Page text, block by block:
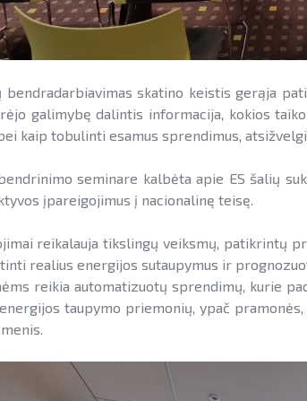
skatino keistis gerąja
galimybę dalintis informacija, kokios
kaip tobulinti esamus sprendimus,
seminare kalbėta apie ES šalių
įpareigojimus į nacionalinę teisę.
reikalauja tikslingų veiksmų, patikrintų
realius energijos sutaupymus ir
reikia automatizuotų sprendimų, kurie
taupymo priemonių, ypač